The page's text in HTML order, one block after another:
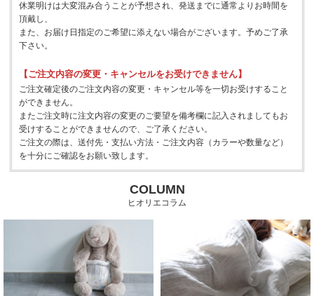
休業明けは大変混み合うことが予想され、発送までに通常よりお時間を
頂戴し、
また、お届け日指定のご希望に添えない場合がございます。予めご了承
下さい。
【ご注文内容の変更・キャンセルをお受けできません】
ご注文確定後のご注文内容の変更・キャンセル等を一切お受けすること
ができません。
またご注文時に注文内容の変更のご要望を備考欄に記入されましてもお
受けすることができませんので、ご了承ください。
ご注文の際は、送付先・支払い方法・ご注文内容（カラーや数量など）
を十分にご確認をお願い致します。
COLUMN
ヒオリエコラム